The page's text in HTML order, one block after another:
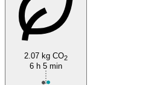
2.07 kg CO2
6 h 5 min